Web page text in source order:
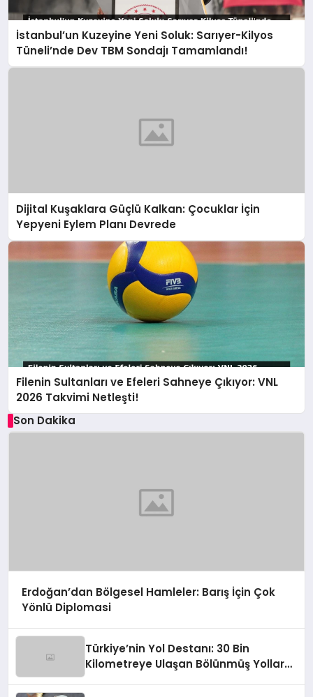
İstanbul’un Kuzeyine Yeni Soluk: Sarıyer-Kilyos
Tüneli’nde Dev TBM Sondajı Tamamlandı!
Dijital Kuşaklara Güçlü Kalkan: Çocuklar İçin
Yepyeni Eylem Planı Devrede
Filenin Sultanları ve Efeleri Sahneye Çıkıyor: VNL
2026 Takvimi Netleşti!
Son Dakika
Erdoğan’dan Bölgesel Hamleler: Barış İçin Çok
Yönlü Diplomasi
Türkiye’nin Yol Destanı: 30 Bin
Kilometreye Ulaşan Bölünmüş Yollar